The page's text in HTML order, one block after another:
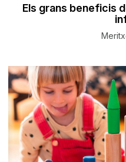
Els grans beneficis